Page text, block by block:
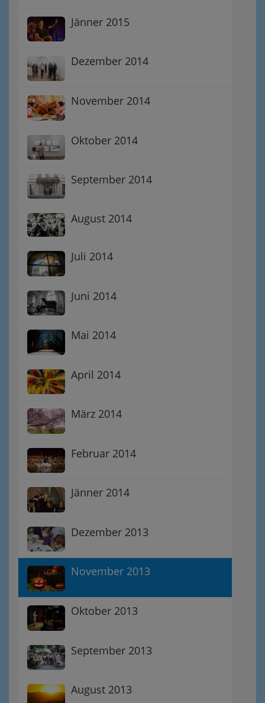
Jänner 2015
Dezember 2014
November 2014
Oktober 2014
September 2014
August 2014
Juli 2014
Juni 2014
Mai 2014
April 2014
März 2014
Februar 2014
Jänner 2014
Dezember 2013
November 2013
Oktober 2013
September 2013
August 2013